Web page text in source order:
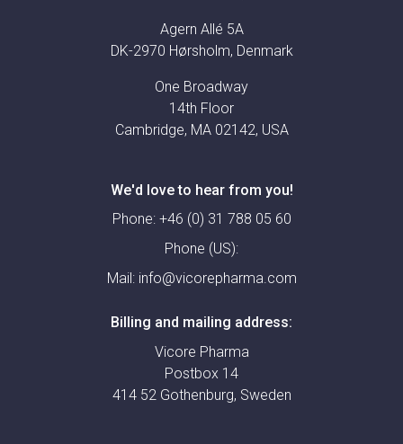
Agern Allé 5A
DK-2970 Hørsholm, Denmark
One Broadway
14th Floor
Cambridge, MA 02142, USA
We'd love to hear from you!
Phone: +46 (0) 31 788 05 60
Phone (US):
Mail: info@vicorepharma.com
Billing and mailing address:
Vicore Pharma
Postbox 14
414 52 Gothenburg, Sweden